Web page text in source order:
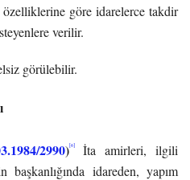
göre idarelerce takdir
verilir.
görülebilir.
2990)[6]İta amirleri, ilgili
başkanlığında idareden, yapım